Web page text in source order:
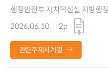
행정안전부 자치혁신실 지방행
2026.06.10
2p
관련주제시계열